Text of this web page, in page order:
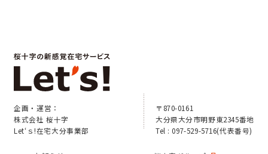
企画・運営：
株式会社 桜十字
Let‘ｓ!在宅大分事業部
〒870-0161
大分県大分市明野東2345番地
Tel : 097-529-5716(代表番号)